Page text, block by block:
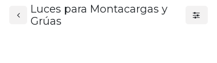
Luces para Montacargas y
Grúas